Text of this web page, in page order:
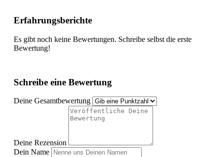
Erfahrungsberichte
Es gibt noch keine Bewertungen. Schreibe selbst die erste
Bewertung!
Schreibe eine Bewertung
Deine Gesamtbewertung
Deine Rezension
Dein Name